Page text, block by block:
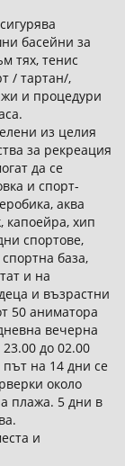
басейни за
тях, тенис
/ тартан/,
и процедури
из целия
за рекреация
да се
и спорт-
аква
капоейра, хип
спортове,
база,
и на
и възрастни
50 аниматора
вечерна
до 02.00
път на 14 дни се
около
плажа. 5 дни в
и